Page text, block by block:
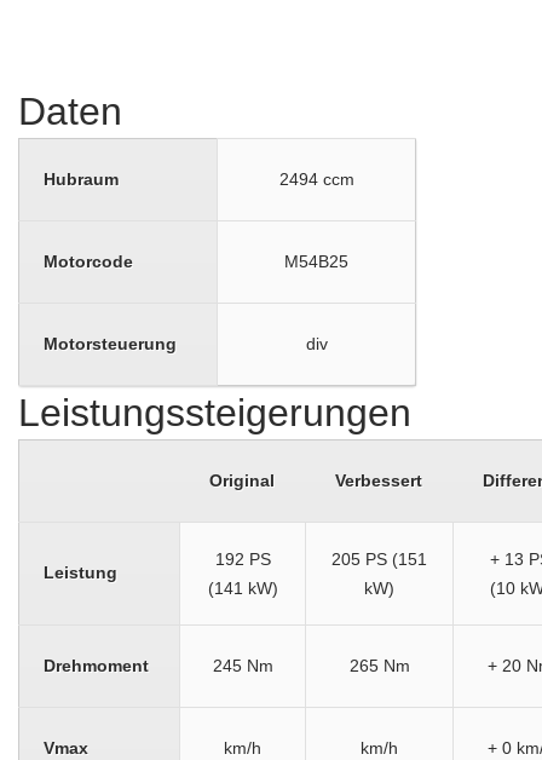
Daten
Hubraum 2494 ccm
Motorcode M54B25
Motorsteuerung div
Leistungssteigerungen
Original Verbessert
Leistung
192 PS
(141 kW)
205 PS (151
kW)
+ 13
(10
Drehmoment 245 Nm 265 Nm + 20
Vmax km/h km/h + 0